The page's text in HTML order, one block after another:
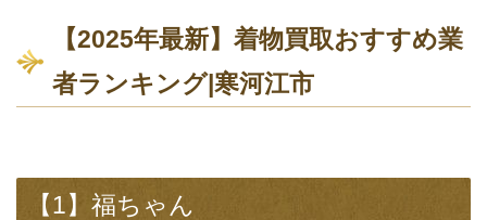
【2025年最新】着物買取おすすめ業
者ランキング|寒河江市
【1】福ちゃん